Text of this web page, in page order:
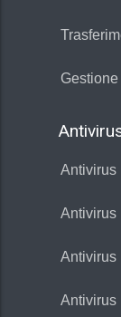
Antivirus
Antivirus
Antivirus
Antivirus